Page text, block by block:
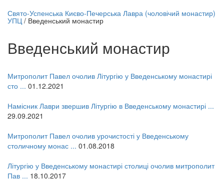
трансляція |
12 вересня
Свято-Успенська Києво-Печерська Лавра (чоловічий монастир)
УПЦ / Введенський монастир
Введенський монастир
Митрополит Павел очолив Літургію у Введенському монастирі
сто ... 01.12.2021
Намісник Лаври звершив Літургію в Введенському монастирі ...
29.09.2021
Митрополит Павел очолив урочистості у Введенському
столичному монас ... 01.08.2018
Літургію у Введенському монастирі столиці очолив митрополит
Пав ... 18.10.2017